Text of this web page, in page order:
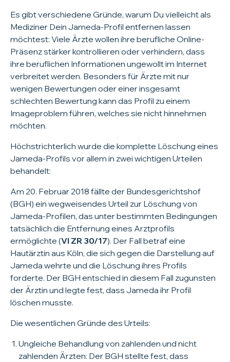
Es gibt verschiedene Gründe, warum Du vielleicht als
Mediziner Dein Jameda-Profil entfernen lassen
möchtest: Viele Ärzte wollen ihre berufliche Online-
Präsenz stärker kontrollieren oder verhindern, dass
ihre beruflichen Informationen ungewollt im Internet
verbreitet werden. Besonders für Ärzte mit nur
wenigen Bewertungen oder einer insgesamt
schlechten Bewertung kann das Profil zu einem
Imageproblem führen, welches sie nicht hinnehmen
möchten.
Höchstrichterlich wurde die komplette Löschung eines
Jameda-Profils vor allem in zwei wichtigen Urteilen
behandelt:
Am 20. Februar 2018 fällte der Bundesgerichtshof
(BGH) ein wegweisendes Urteil zur Löschung von
Jameda-Profilen, das unter bestimmten Bedingungen
tatsächlich die Entfernung eines Arztprofils
ermöglichte (VI ZR 30/17). Der Fall betraf eine
Hautärztin aus Köln, die sich gegen die Darstellung auf
Jameda wehrte und die Löschung ihres Profils
forderte. Der BGH entschied in diesem Fall zugunsten
der Ärztin und legte fest, dass Jameda ihr Profil
löschen musste.
Die wesentlichen Gründe des Urteils:
Ungleiche Behandlung von zahlenden und nicht
zahlenden Ärzten: Der BGH stellte fest, dass